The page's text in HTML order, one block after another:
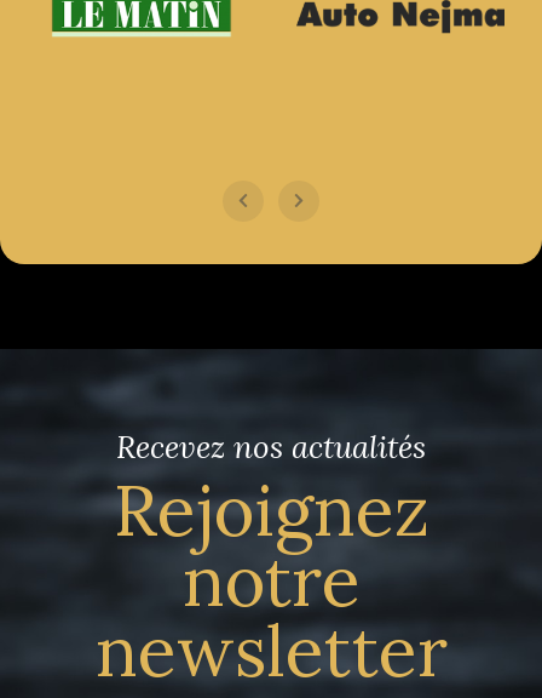
Recevez nos actualités
Rejoignez
notre
newsletter